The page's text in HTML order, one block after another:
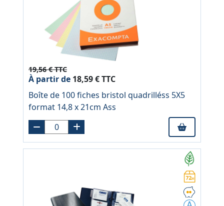
19,56 € TTC
À partir de 18,59 € TTC
Boîte de 100 fiches bristol quadrilléss 5X5
format 14,8 x 21cm Ass